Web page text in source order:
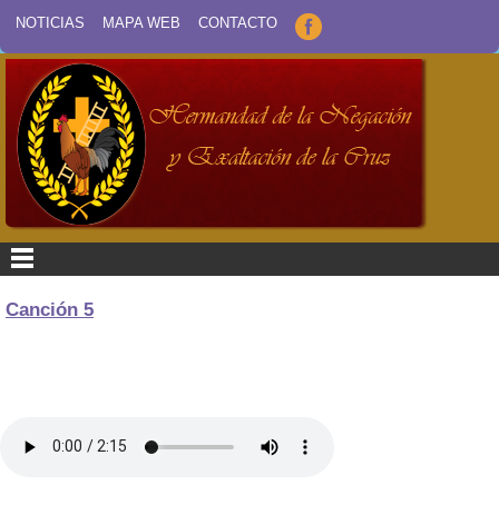
NOTICIAS MAPA WEB CONTACTO
Canción 5